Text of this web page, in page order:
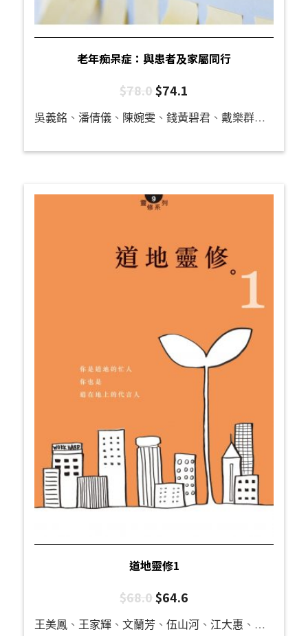
老年痴呆症：與患者及家屬同行
$78.0$74.1
吳義銘 、 潘倩儀 、 陳婉雯 、 錢黃碧君 、 戴樂群、
道地靈修1
$68.0$64.6
王美鳳 、 王家輝 、 文蘭芳 、 伍山河 、 江大惠 、 余妙雲